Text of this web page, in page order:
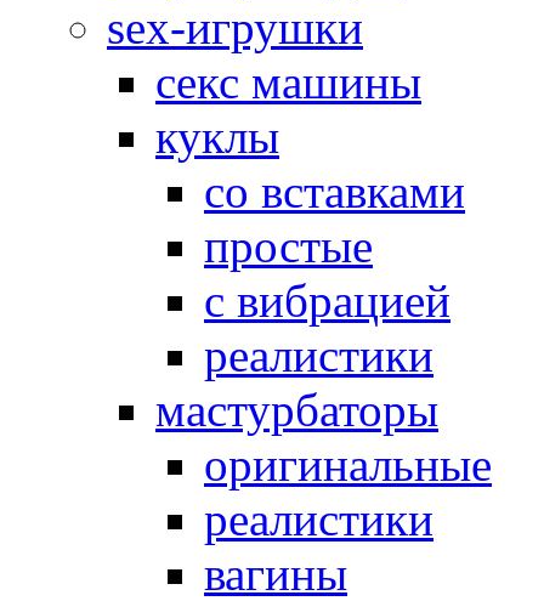
sex-игрушки
секс машины
куклы
со вставками
простые
с вибрацией
реалистики
мастурбаторы
оригинальные
реалистики
вагины